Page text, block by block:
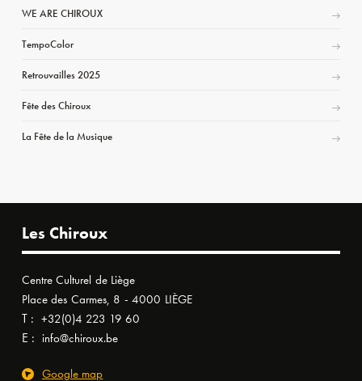
WE ARE CHIROUX
TempoColor
Retrouvailles 2025
Fête des Chiroux
La Fête de la Musique
Les Chiroux
Centre Culturel de Liège
Place des Carmes, 8 - 4000 LIÈGE
T : +32(0)4 223 19 60
E : info@chiroux.be
Google map